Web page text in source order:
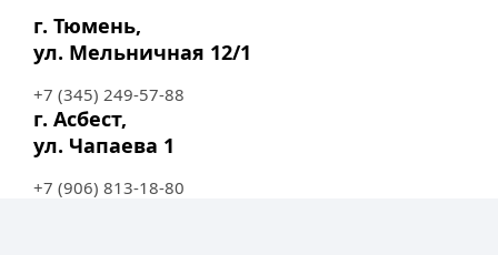
г. Тюмень,
ул. Мельничная 12/1
+7 (345) 249-57-88
г. Асбест,
ул. Чапаева 1
+7 (906) 813-18-80